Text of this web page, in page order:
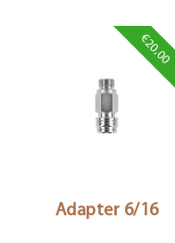
€20,00
Adapter 6/16